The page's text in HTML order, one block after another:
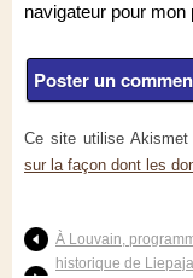
navigateur pour
Ce site utilise Akismet
sur la façon dont les
À Louvain,
historique de Liepaja